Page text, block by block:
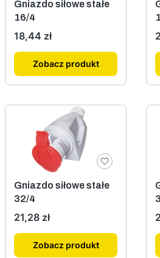
Gniazdo siłowe stałe
16/4
Cena
18,44 zł
Zobacz produkt
Gniazdo siłowe stałe
32/4
Cena
21,28 zł
Zobacz produkt